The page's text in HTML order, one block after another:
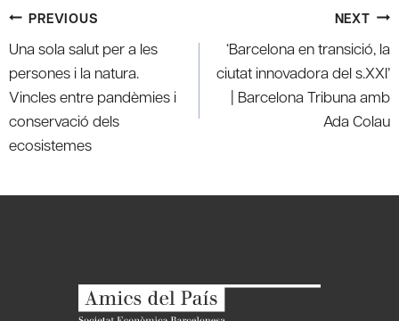
Post
navigation
PREVIOUS
Una sola salut per a les
persones i la natura.
Vincles entre pandèmies i
conservació dels
ecosistemes
NEXT
‘Barcelona en transició, la
ciutat innovadora del s.XXI’
| Barcelona Tribuna amb
Ada Colau